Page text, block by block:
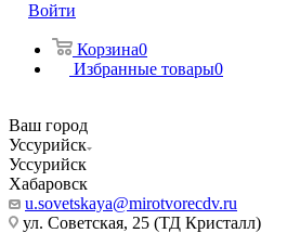
Войти
Корзина0
Избранные товары0
Ваш город
Уссурийск
Уссурийск
Хабаровск
u.sovetskaya@mirotvorecdv.ru
ул. Советская, 25 (ТД Кристалл)